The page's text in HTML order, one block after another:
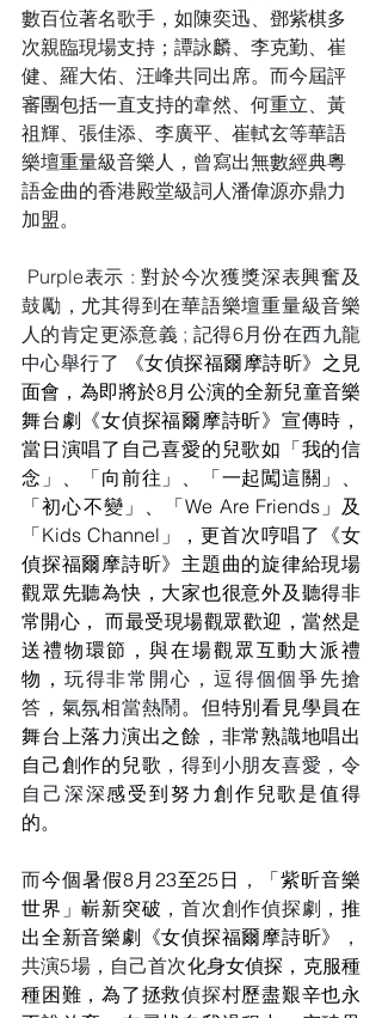
數百位著名歌手，如陳奕迅、鄧紫棋多
次親臨現場支持；譚詠麟、李克勤、崔
健、羅大佑、汪峰共同出席。而今屆評
審團包括一直支持的韋然、何重立、黃
祖輝、張佳添、李廣平、崔軾玄等華語
樂壇重量級音樂人，曾寫出無數經典粵
語金曲的香港殿堂級詞人潘偉源亦鼎力
加盟。
Purple表示 : 對於今次獲獎深表興奮及
鼓勵，尤其得到在華語樂壇重量級音樂
人的肯定更添意義 ; 記得6月份在西九龍
中心舉行了
《女偵探福爾摩詩昕》之見
面會，為即將於8月公演的全新兒童音樂
舞台劇《女偵探福爾摩詩昕》宣傳時，
當日演唱了自己喜愛的兒歌如「我的信
念」、「向前往」、「一起闖這關」、
「初心不變」、「We Are Friends」及
「Kids Channel」，更首次哼唱了《女
偵探福爾摩詩昕》主題曲的旋律給現場
觀眾先聽為快，大家也很意外及聽得非
常開心， 而最受現場觀眾歡迎，當然是
送禮物環節，與在場觀眾互動大派禮
物， 玩得非常開心，逗得個個爭先搶
答，氣氛相當熱鬧 。但特別看見學員在
舞台上落力演出之餘，非常熟識地唱出
自己創作的兒歌 ，得到小朋友喜愛，令
自己深深感受到努力創作兒歌是值得
的。
而今個暑假8月23至25日 ，
「紫昕音樂
世界」嶄新突破 ，首次創作偵探劇， 推
出全新音樂劇《女偵探福爾摩詩昕》
，
共演5場，自己首次化身女偵探，克服種
種困難，為了拯救偵探村歷盡艱辛也永